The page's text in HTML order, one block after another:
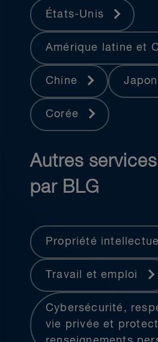
États-Unis
Amérique latine et
Chine Japon
Corée
Autres
par BLG
Propriété
Travail et emploi
Cybersécurité,
vie privée et